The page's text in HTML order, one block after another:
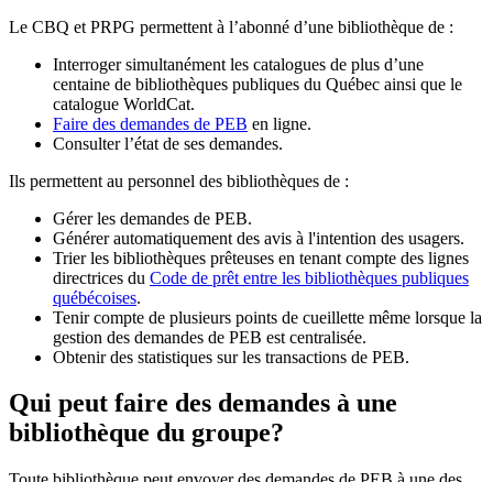
Le CBQ et PRPG permettent à l’abonné d’une bibliothèque de :
Interroger simultanément les catalogues de plus d’une
centaine de bibliothèques publiques du Québec ainsi que le
catalogue WorldCat.
Faire des demandes de PEB en ligne.
Consulter l’état de ses demandes.
Ils permettent au personnel des bibliothèques de :
Gérer les demandes de PEB.
Générer automatiquement des avis à l'intention des usagers.
Trier les bibliothèques prêteuses en tenant compte des lignes
directrices du Code de prêt entre les bibliothèques publiques
québécoises.
Tenir compte de plusieurs points de cueillette même lorsque la
gestion des demandes de PEB est centralisée.
Obtenir des statistiques sur les transactions de PEB.
Qui peut faire des demandes à une
bibliothèque du groupe?